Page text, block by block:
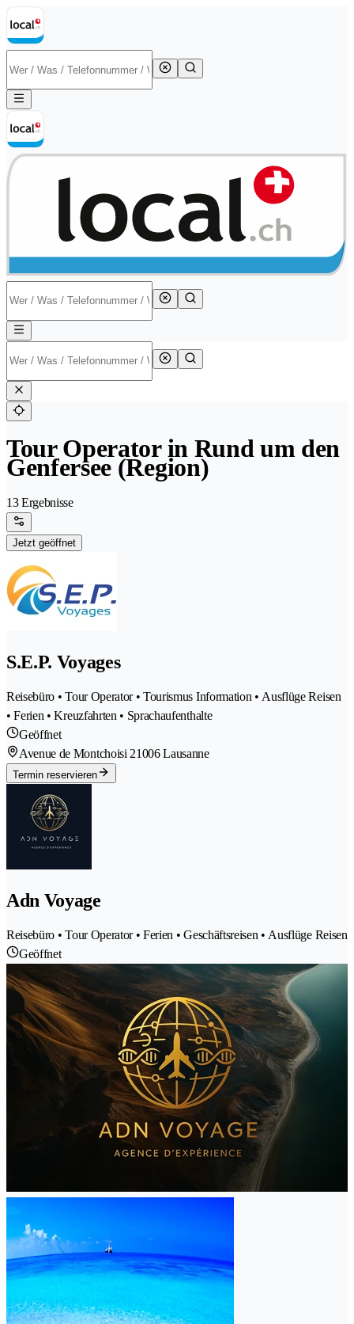
Tour Operator in Rund um den
Genfersee (Region)
13 Ergebnisse
Jetzt geöffnet
S.E.P. Voyages
Reisebüro • Tour Operator • Tourismus Information • Ausflüge Reisen
• Ferien • Kreuzfahrten • Sprachaufenthalte
Geöffnet
Avenue de Montchoisi 21006 Lausanne
Termin reservieren
Adn Voyage
Reisebüro • Tour Operator • Ferien • Geschäftsreisen • Ausflüge Reisen
Geöffnet